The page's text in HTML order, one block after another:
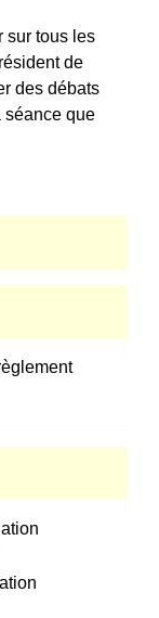
sur tous les
de
des débats
séance que